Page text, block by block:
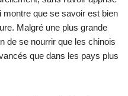
montre que se savoir est bien
Malgré une plus grande
de se nourrir que les chinois
que dans les pays plus